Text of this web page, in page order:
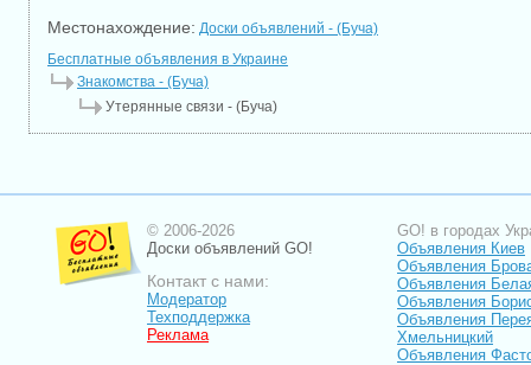
Местонахождение: Доски объявлений - (Буча)
Бесплатные объявления в Украине
Знакомства - (Буча)
Утерянные связи - (Буча)
© 2006-2026
Доски объявлений GO!
Контакт с нами:
Модератор
Техподдержка
Реклама
GO! в городах
Объявления Киев
Объявления
Объявления
Объявления
Объявления
Хмельницкий
Объявления